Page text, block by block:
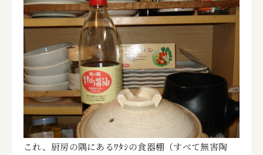
これ、厨房の隅にあるﾜﾀｼの食器棚（すべて無害陶